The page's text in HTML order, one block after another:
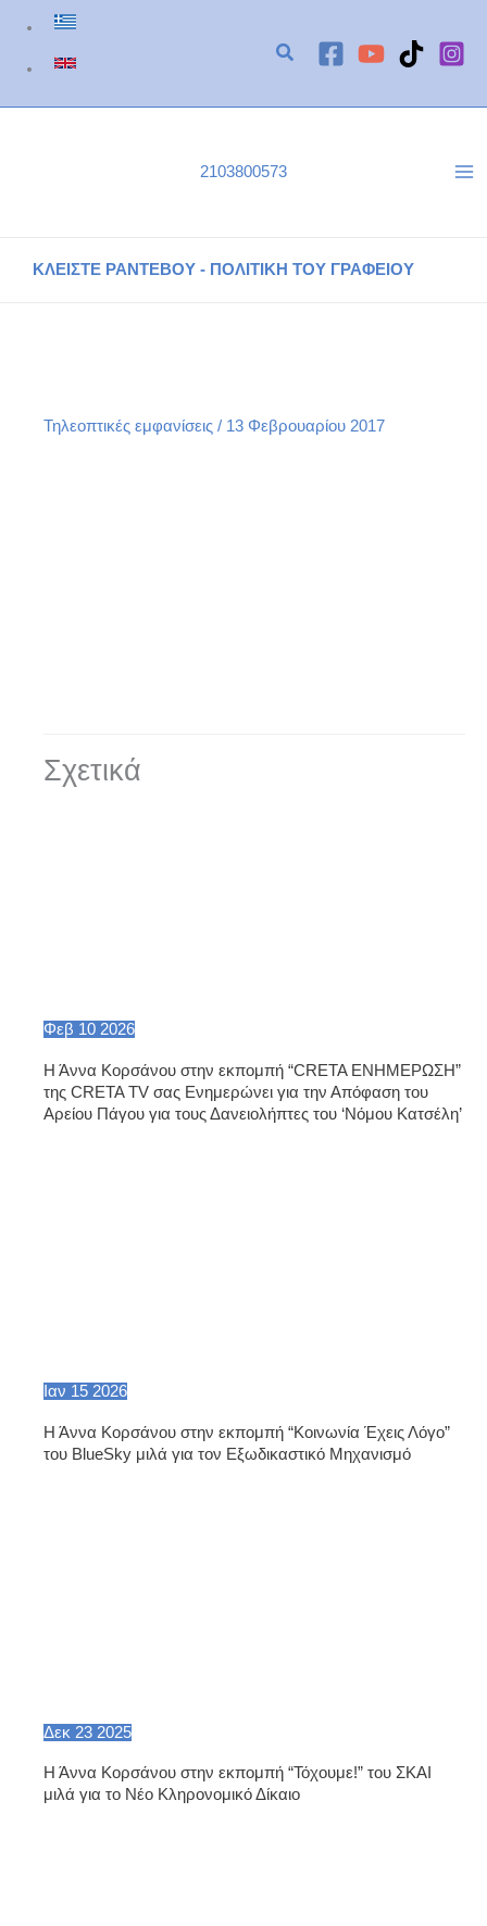
Μετάβαση
περιεχόμενο
2103800573
ΚΛΕΙΣΤΕ ΡΑΝΤΕΒΟΥ - ΠΟΛΙΤΙΚΗ ΤΟΥ ΓΡΑΦΕΙΟΥ
Τηλεοπτικές εμφανίσεις / 13 Φεβρουαρίου 2017
Σχετικά
Φεβ 10 2026
Η Άννα Κορσάνου στην εκπομπή “CRETA ΕΝΗΜΕΡΩΣΗ”
της CRETA TV σας Ενημερώνει για την Απόφαση του
Αρείου Πάγου για τους Δανειολήπτες του ‘Νόμου Κατσέλη’
Ιαν 15 2026
Η Άννα Κορσάνου στην εκπομπή “Κοινωνία Έχεις Λόγο”
του BlueSky μιλά για τον Εξωδικαστικό Μηχανισμό
Δεκ 23 2025
Η Άννα Κορσάνου στην εκπομπή “Τόχουμε!” του ΣΚΑΙ
μιλά για το Νέο Κληρονομικό Δίκαιο